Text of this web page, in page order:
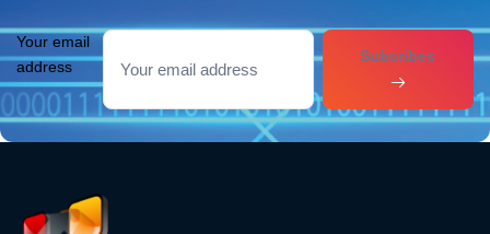
Your email
address
Subcribes